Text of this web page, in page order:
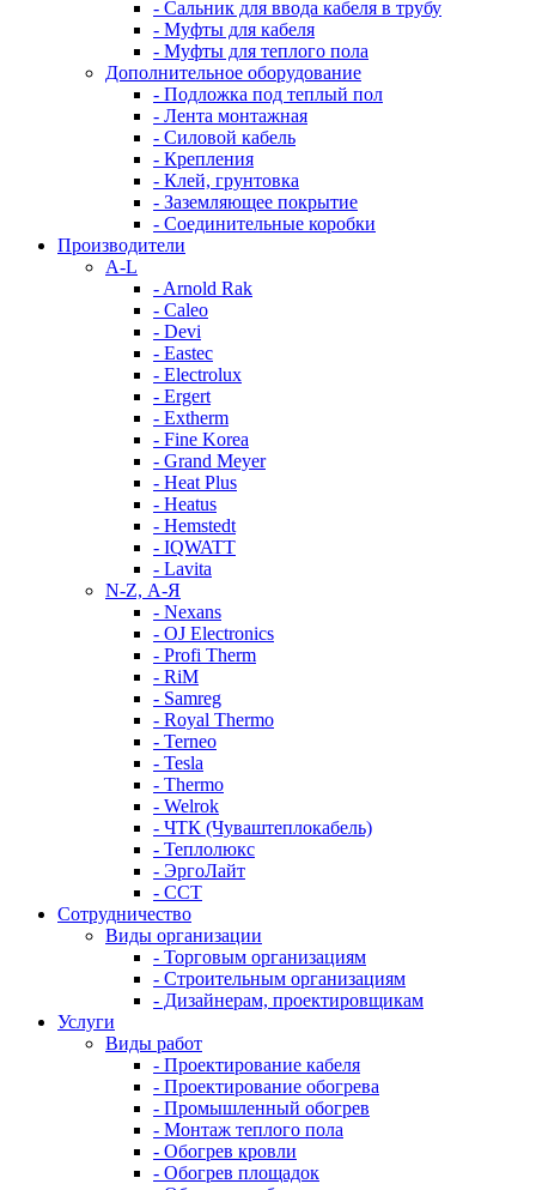
- Сальник для ввода кабеля в трубу
- Муфты для кабеля
- Муфты для теплого пола
Дополнительное оборудование
- Подложка под теплый пол
- Лента монтажная
- Силовой кабель
- Крепления
- Клей, грунтовка
- Заземляющее покрытие
- Соединительные коробки
Производители
A-L
- Arnold Rak
- Caleo
- Devi
- Eastec
- Electrolux
- Ergert
- Extherm
- Fine Korea
- Grand Meyer
- Heat Plus
- Heatus
- Hemstedt
- IQWATT
- Lavita
N-Z, А-Я
- Nexans
- OJ Electronics
- Profi Therm
- RiM
- Samreg
- Royal Thermo
- Terneo
- Tesla
- Thermo
- Welrok
- ЧТК (Чуваштеплокабель)
- Теплолюкс
- ЭргоЛайт
- ССТ
Сотрудничество
Виды организации
- Торговым организациям
- Строительным организациям
- Дизайнерам, проектировщикам
Услуги
Виды работ
- Проектирование кабеля
- Проектирование обогрева
- Промышленный обогрев
- Монтаж теплого пола
- Обогрев кровли
- Обогрев площадок